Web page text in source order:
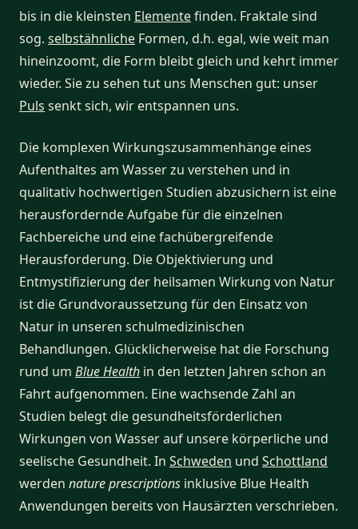
bis in die kleinsten Elementefinden. Fraktale sind
sog. selbstähnliche Formen, d.h. egal, wie weit man
hineinzoomt, die Form bleibt gleich und kehrt immer
wieder. Sie zu sehen tut uns Menschen gut: unser
Puls senkt sich, wir entspannen uns.
Die komplexen Wirkungszusammenhänge eines
Aufenthaltes am Wasser zu verstehen und in
qualitativ hochwertigen Studien abzusichern ist eine
herausfordernde Aufgabe für die einzelnen
Fachbereiche und eine fachübergreifende
Herausforderung. Die Objektivierung und
Entmystifizierung der heilsamen Wirkung von Natur
ist die Grundvoraussetzung für den Einsatz von
Natur in unseren schulmedizinischen
Behandlungen. Glücklicherweise hat die Forschung
rund um Blue Health in den letzten Jahren schon an
Fahrt aufgenommen. Eine wachsende Zahl an
Studien belegt die gesundheitsförderlichen
Wirkungen von Wasser auf unsere körperliche und
seelische Gesundheit. In Schweden und Schottland
werden nature prescriptions inklusive Blue Health
Anwendungen bereits von Hausärzten verschrieben.